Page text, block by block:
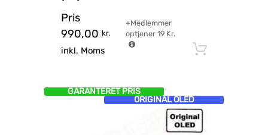
Pris
990,00 kr.
inkl. Moms
+Medlemmer
optjener 19Kr.
GARANTERET PRIS
ORIGINAL OLED